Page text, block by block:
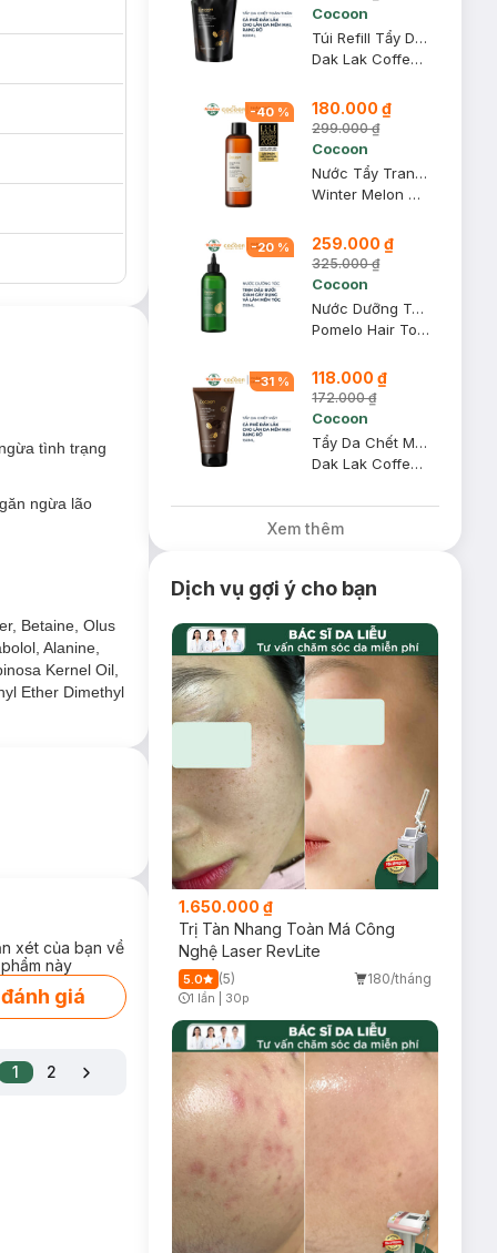
hàng rào
tình trạng
ngừa lão
Betaine, Olus
Alanine,
Kernel Oil,
Ether Dimethyl
xét của bạn về
này
giá
1 2
Cocoon
Túi Refill Tẩy Da Chết Toàn Thân Cocoon Sạch Da 600ml
Dak Lak Coffee Body Polish
-40 % 180.000 ₫
299.000 ₫
Cocoon
Nước Tẩy Trang Bí Đao Cocoon Làm Sạch & Giảm Dầu 500ml
Winter Melon Micellar Water
-20 % 259.000 ₫
325.000 ₫
Cocoon
Nước Dưỡng Tóc Cocoon Tinh Dầu Bưởi 310ml
Pomelo Hair Tonic
-31 % 118.000 ₫
172.000 ₫
Cocoon
Tẩy Da Chết Mặt Cocoon Cà Phê Đắk Lắk 150ml
Dak Lak Coffee Face Polish
Xem thêm
Dịch vụ gợi ý cho bạn
1.650.000 ₫
Trị Tàn Nhang Toàn Má Công
Nghệ Laser RevLite
5.0 (5) 180/tháng
Timer Gray Icon
1 lần 30p